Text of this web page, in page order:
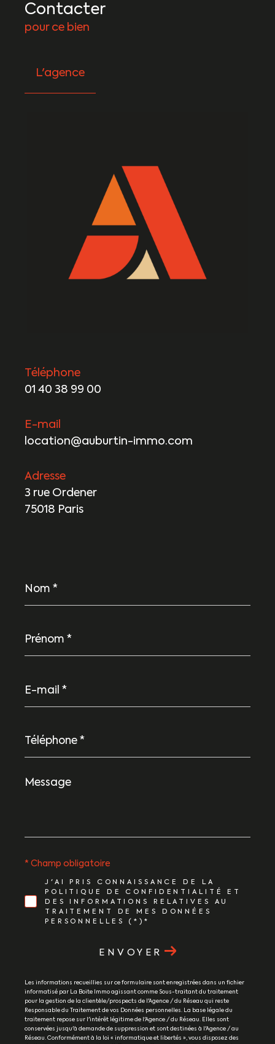
Contacter
pour ce bien
L'agence
Téléphone
01 40 38 99 00
E-mail
location@auburtin-immo.com
Adresse
3 rue Ordener
75018 Paris
*
*
mail
*
Message
J'AI PRIS CONNAISSANCE DE LA
POLITIQUE DE CONFIDENTIALITÉ ET
DES INFORMATIONS RELATIVES AU
TRAITEMENT DE MES DONNÉES
PERSONNELLES (*)*
* Champ obligatoire
ENVOYER
Les informations recueillies sur ce formulaire sont enregistrées dans un fichier
informatisé par La Boite Immo agissant comme Sous-traitant du traitement
pour la gestion de la clientèle/prospects de l'Agence / du Réseau qui reste
Responsable du Traitement de vos Données personnelles. La base légale du
traitement repose sur l'intérêt légitime de l'Agence / du Réseau. Elles sont
conservées jusqu'à demande de suppression et sont destinées à l'Agence / au
Réseau. Conformément à la loi « informatique et libertés », vous disposez des